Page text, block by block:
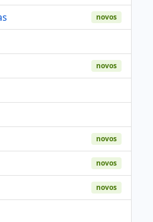
novos
novos
novos
novos
novos